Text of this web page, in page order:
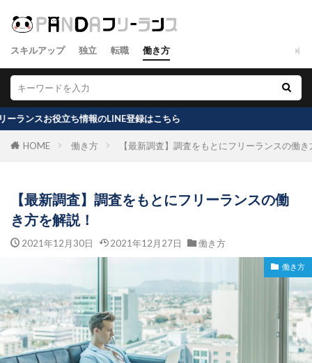
スキルアップ 独立 転職 働き方
立ち情報のLINE登録はこちら
HOME 働き方 【最新調査】調査をもとにフリーランスの働
【最新調査】調査をもとにフリーランスの働
き方を解説！
2021年12月30日 2021年12月27日 働き方
働き方